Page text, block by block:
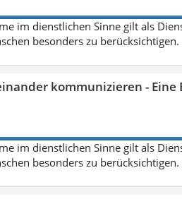
im dienstlichen Sinne gilt als
besonders zu berücksichtigen.
kommunizieren -
im dienstlichen Sinne gilt als
besonders zu berücksichtigen.